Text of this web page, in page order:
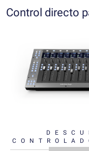
Control directo